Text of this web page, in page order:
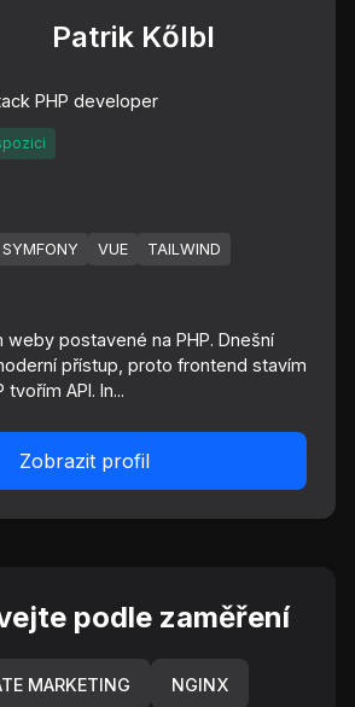
Patrik Kőlbl
PHP developer
SYMFONY VUE
TAILWIND
weby postavené na PHP. Dnešní
přístup, proto frontend stavím
tvořím API. In...
Zobrazit profil
podle zaměření
MARKETING NGINX